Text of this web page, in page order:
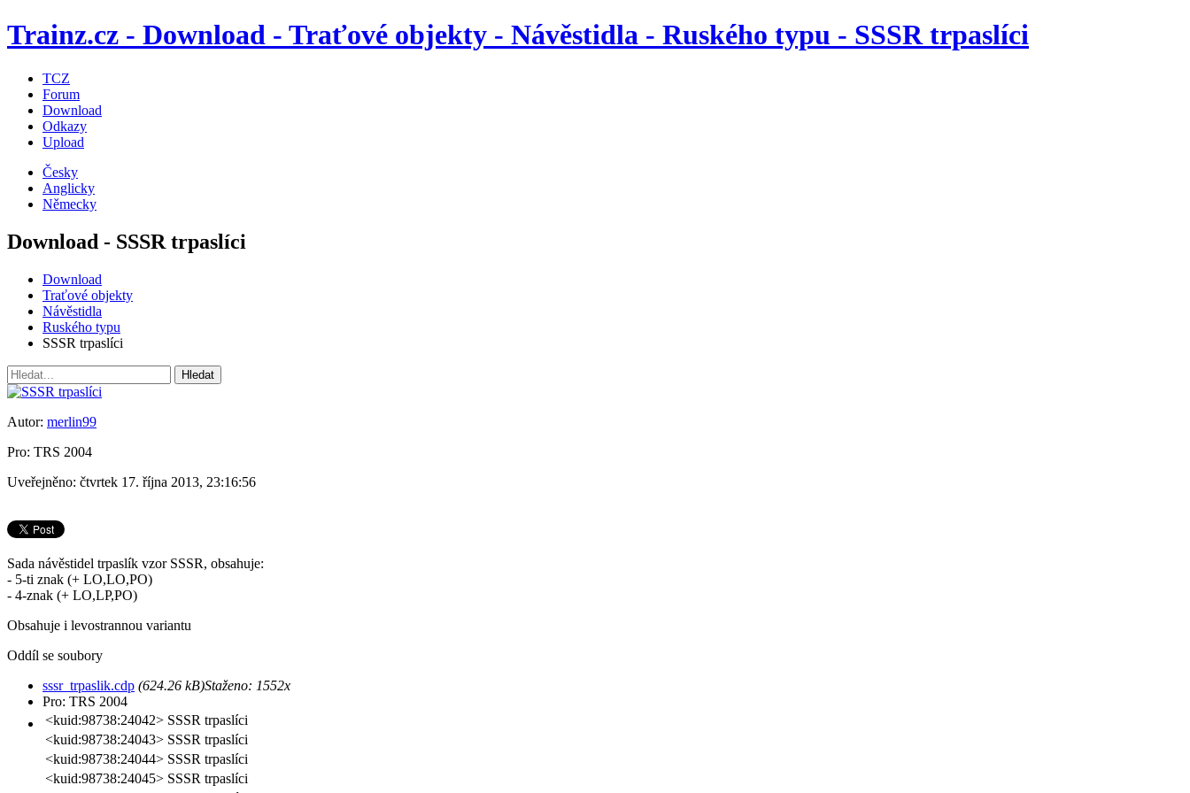
Trainz.cz - Download - Traťové objekty - Návěstidla - Ruského typu - SSSR trpaslíci
TCZ
Forum
Download
Odkazy
Upload
Česky
Anglicky
Německy
Download - SSSR trpaslíci
Download
Traťové objekty
Návěstidla
Ruského typu
SSSR trpaslíci
Autor: merlin99
Pro: TRS 2004
Uveřejněno: čtvrtek 17. října 2013, 23:16:56
Sada návěstidel trpaslík vzor SSSR, obsahuje:
- 5-ti znak (+ LO,LO,PO)
- 4-znak (+ LO,LP,PO)
Obsahuje i levostrannou variantu
Oddíl se soubory
sssr_trpaslik.cdp (624.26 kB)Staženo: 1552x
Pro: TRS 2004
<kuid:98738:24042> SSSR trpaslíci
<kuid:98738:24043> SSSR trpaslíci
<kuid:98738:24044> SSSR trpaslíci
<kuid:98738:24045> SSSR trpaslíci